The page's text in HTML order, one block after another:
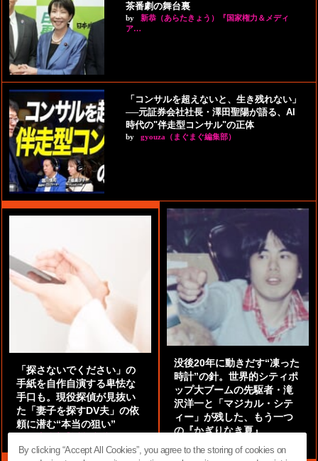
茶番劇の舞台裏
by
新恭（あらたきょう）『国家権力＆メディ
ア…
「コンサルを超えないと、生き残れない」
──元証券会社社長・澤田聖陽が語る、AI
時代の"伴走型コンサル"の正体
by gyouza（まぐまぐ編集部）
「探さないでください」の
手紙を自作自演する卑怯な
手口も。現役探偵が見抜い
た「妻子を探すDV夫」の依
頼に潜む“本当の狙い”
没後20年に動きだす“凍った
時計”の針。世界的シティポ
ップ大ブームの先駆者・滝
沢洋一と「マジカル・シテ
ィー」が残した、もう一つ
の『かぎりなき夏』
By clicking “Accept All Cookies”, you agree to the storing of cookies on